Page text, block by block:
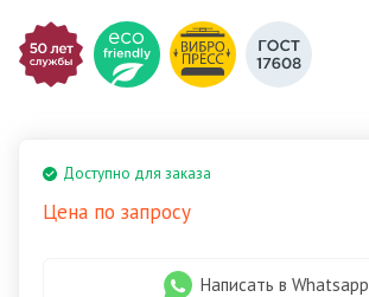
Доступно для заказа
Цена по запросу
Написать в Whatsapp